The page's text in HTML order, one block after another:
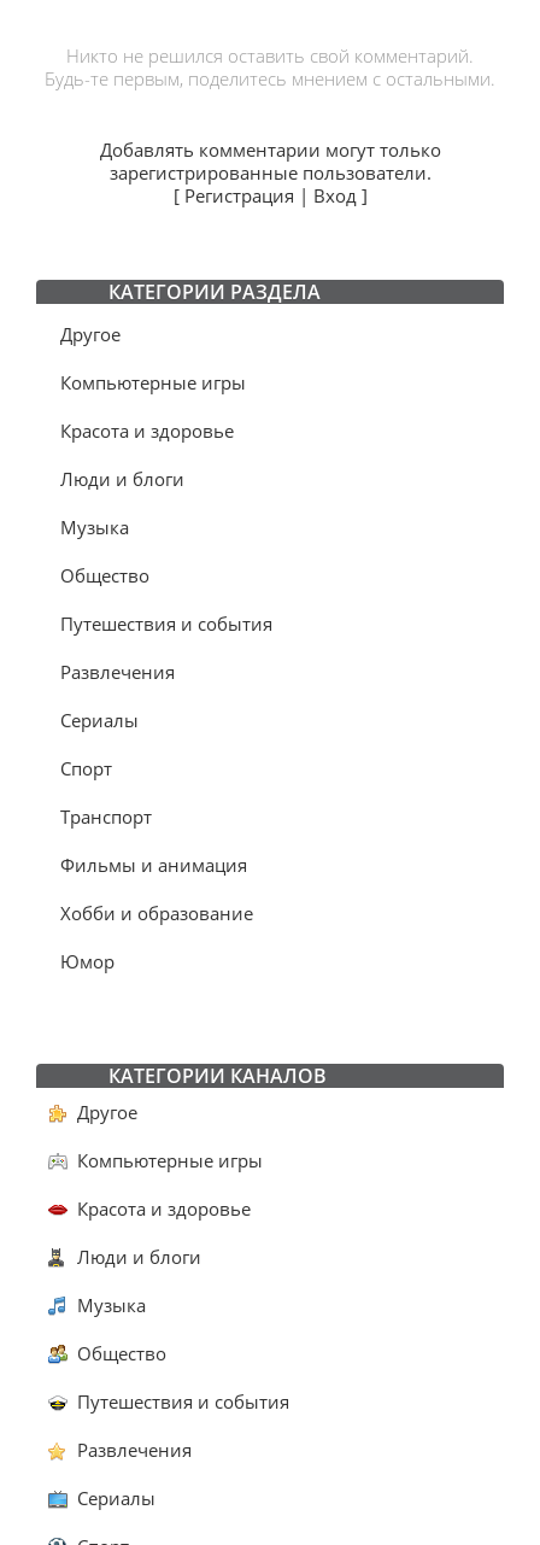
Никто не решился оставить свой комментарий.
Будь-те первым, поделитесь мнением с остальными.
Добавлять комментарии могут только
зарегистрированные пользователи.
[ Регистрация | Вход]
КАТЕГОРИИ РАЗДЕЛА
Другое
Компьютерные игры
Красота и здоровье
Люди и блоги
Музыка
Общество
Путешествия и события
Развлечения
Сериалы
Спорт
Транспорт
Фильмы и анимация
Хобби и образование
Юмор
КАТЕГОРИИ КАНАЛОВ
Другое
Компьютерные игры
Красота и здоровье
Люди и блоги
Музыка
Общество
Путешествия и события
Развлечения
Сериалы